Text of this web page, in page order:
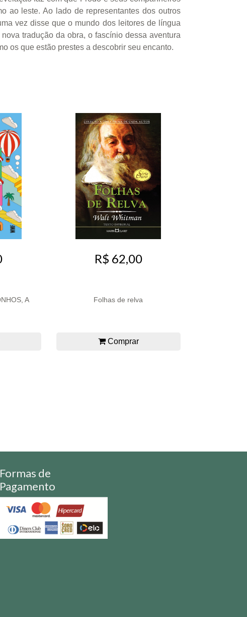
ao leste. Ao lado de representantes dos outros
vez disse que o mundo dos leitores de língua
tradução da obra, o fascínio dessa aventura
os que estão prestes a descobrir seu encanto.
A
R$ 62,00
Folhas de relva
Comprar
Formas de
Pagamento